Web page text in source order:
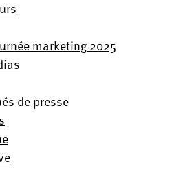
marketing 2025
de presse